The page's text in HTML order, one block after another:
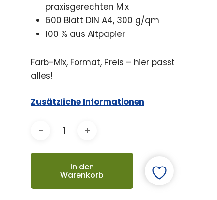
praxisgerechten Mix
600 Blatt DIN A4, 300 g/qm
100 % aus Altpapier
Farb-Mix, Format, Preis – hier passt
alles!
Zusätzliche Informationen
In den
Warenkorb